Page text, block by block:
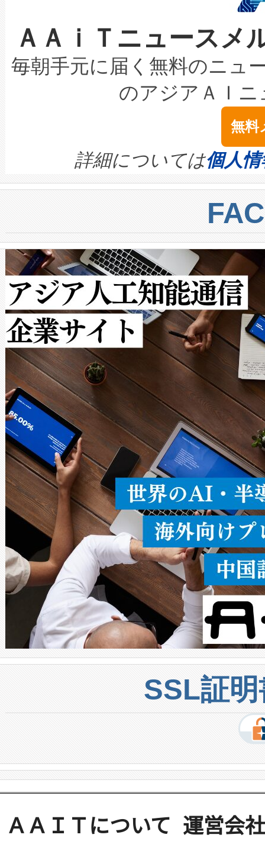
取得できる可能性もあります
設には、3億～4億ドルかか
最高経営責任者（CEO）であ
す。「当社のfully-connected
ームを利用すれば、6,000万
きます。この効率性は、フェ
限を超えて利用可能な電力容
持できるよう貢献します。こ
ービスレベル契約（SLA）違
テリー性能の劣化によるダウ
念は、現在データセンターが
ます。 Voltaiq provides a
quality and reliability for AI
BESS stack to ensure battery
centers. Voltaiqは、ai&のAI
からシステム統合、試運転、
クルの各段階のデータを監視
[…]
なレーザースポットにより、
な環境下でも豊かなディテー
キロメートル範囲を検出
LiDAR for Inspections,
は1535 nmレーザーを搭載。
イズの小径化を実現すること
す。ノーマルモードでは、
ートル先まで検出でき、これ
トに対して約600メートルに
では、反射率10％のターゲッ
で向上し、最大検知距離は
ットだけで最大1キロメート
ルの変電所周囲を監視でき、
作業と点群処理を簡素化でき
Avia 2は、2種類のFOVオプシ
× 80°のノーマルモード、長
ードを切り替えて使用するこ
ることなく、単一のデバイス
うにします。遠距離まで届く
密度なスキャ […]
ＡＡｉＴニュース
毎朝手元に届く無料のニュ
のアジアＡＩ
無料
詳細については個人
SSL証
ＡＡＩＴについて 運営会社